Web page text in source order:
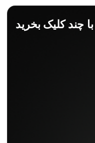
چند کلیک بخرید